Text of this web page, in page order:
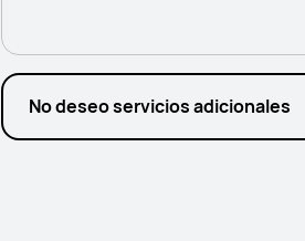
No deseo servicios adicionales